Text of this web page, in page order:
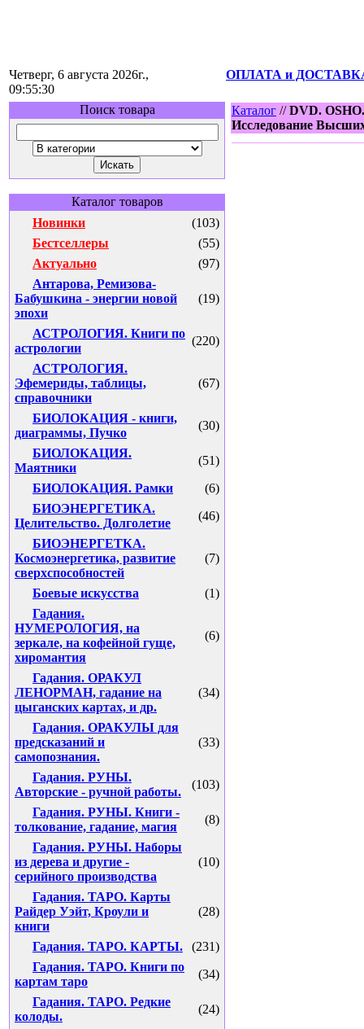
Четверг, 6 августа 2026г.,
09:55:30
ОПЛАТА и
Поиск товара
Каталог товаров
Новинки
(103)
Бестселлеры
(55)
Актуально
(97)
Антарова, Ремизова-
Бабушкина - энергии новой
эпохи
(19)
АСТРОЛОГИЯ. Книги по
астрологии
(220)
АСТРОЛОГИЯ.
Эфемериды, таблицы,
справочники
(67)
БИОЛОКАЦИЯ - книги,
диаграммы, Пучко
(30)
БИОЛОКАЦИЯ.
Маятники
(51)
БИОЛОКАЦИЯ. Рамки
(6)
БИОЭНЕРГЕТИКА.
Целительство. Долголетие
(46)
БИОЭНЕРГЕТКА.
Космоэнергетика, развитие
сверхспособностей
(7)
Боевые искусства
(1)
Гадания.
НУМЕРОЛОГИЯ, на
зеркале, на кофейной гуще,
хиромантия
(6)
Гадания. ОРАКУЛ
ЛЕНОРМАН, гадание на
цыганских картах, и др.
(34)
Гадания. ОРАКУЛЫ для
предсказаний и
самопознания.
(33)
Гадания. РУНЫ.
Авторские - ручной работы.
(103)
Гадания. РУНЫ. Книги -
толкование, гадание, магия
(8)
Гадания. РУНЫ. Наборы
из дерева и другие -
серийного производства
(10)
Гадания. ТАРО. Карты
Райдер Уэйт, Кроули и
книги
(28)
Гадания. ТАРО. КАРТЫ.
(231)
Гадания. ТАРО. Книги по
картам таро
(34)
Гадания. ТАРО. Редкие
колоды.
(24)
Каталог //DVD.
Исследование